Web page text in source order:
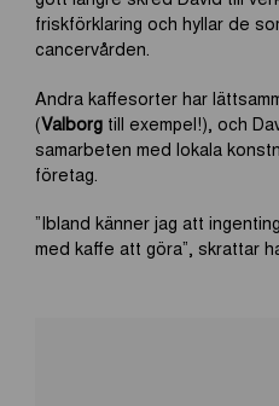
friskförklaring och hyllar de
cancervården.
Andra kaffesorter har
(Valborgtill exempel!), och
samarbeten med lokala
företag.
”Ibland känner jag att
med kaffe att göra”, skrattar